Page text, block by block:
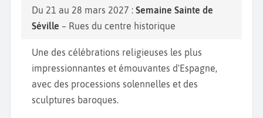
Du 21 au 28 mars 2027 : Semaine Sainte de
Séville – Rues du centre historique
Une des célébrations religieuses les plus
impressionnantes et émouvantes d'Espagne,
avec des processions solennelles et des
sculptures baroques.